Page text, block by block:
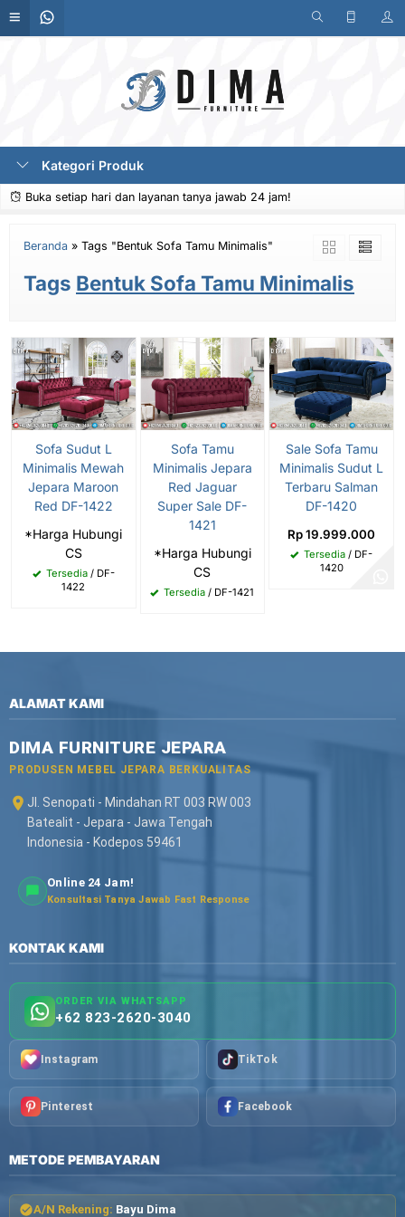
Kategori Produk
Buka setiap hari dan layanan tanya jawab 24 jam!
Beranda » Tags "Bentuk Sofa Tamu Minimalis"
Tags Bentuk Sofa Tamu Minimalis
Sofa Sudut L
Minimalis Mewah
Jepara Maroon
Red DF-1422
*Harga Hubungi
CS
Tersedia/ DF-
1422
Sofa Tamu
Minimalis Jepara
Red Jaguar
Super Sale DF-
1421
*Harga Hubungi
CS
Tersedia / DF-1421
Sale Sofa Tamu
Minimalis Sudut L
Terbaru Salman
DF-1420
Rp 19.999.000
Tersedia / DF-
1420
ALAMAT KAMI
DIMA FURNITURE JEPARA
PRODUSEN MEBEL JEPARA BERKUALITAS
Jl. Senopati - Mindahan RT 003 RW 003
Batealit - Jepara - Jawa Tengah
Indonesia - Kodepos 59461
Online 24 Jam!
Konsultasi Tanya Jawab Fast Response
KONTAK KAMI
ORDER VIA WHATSAPP
+62 823-2620-3040
Instagram TikTok
Pinterest Facebook
METODE PEMBAYARAN
A/N Rekening: Bayu Dima